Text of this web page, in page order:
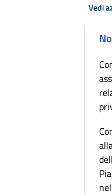
Vedi